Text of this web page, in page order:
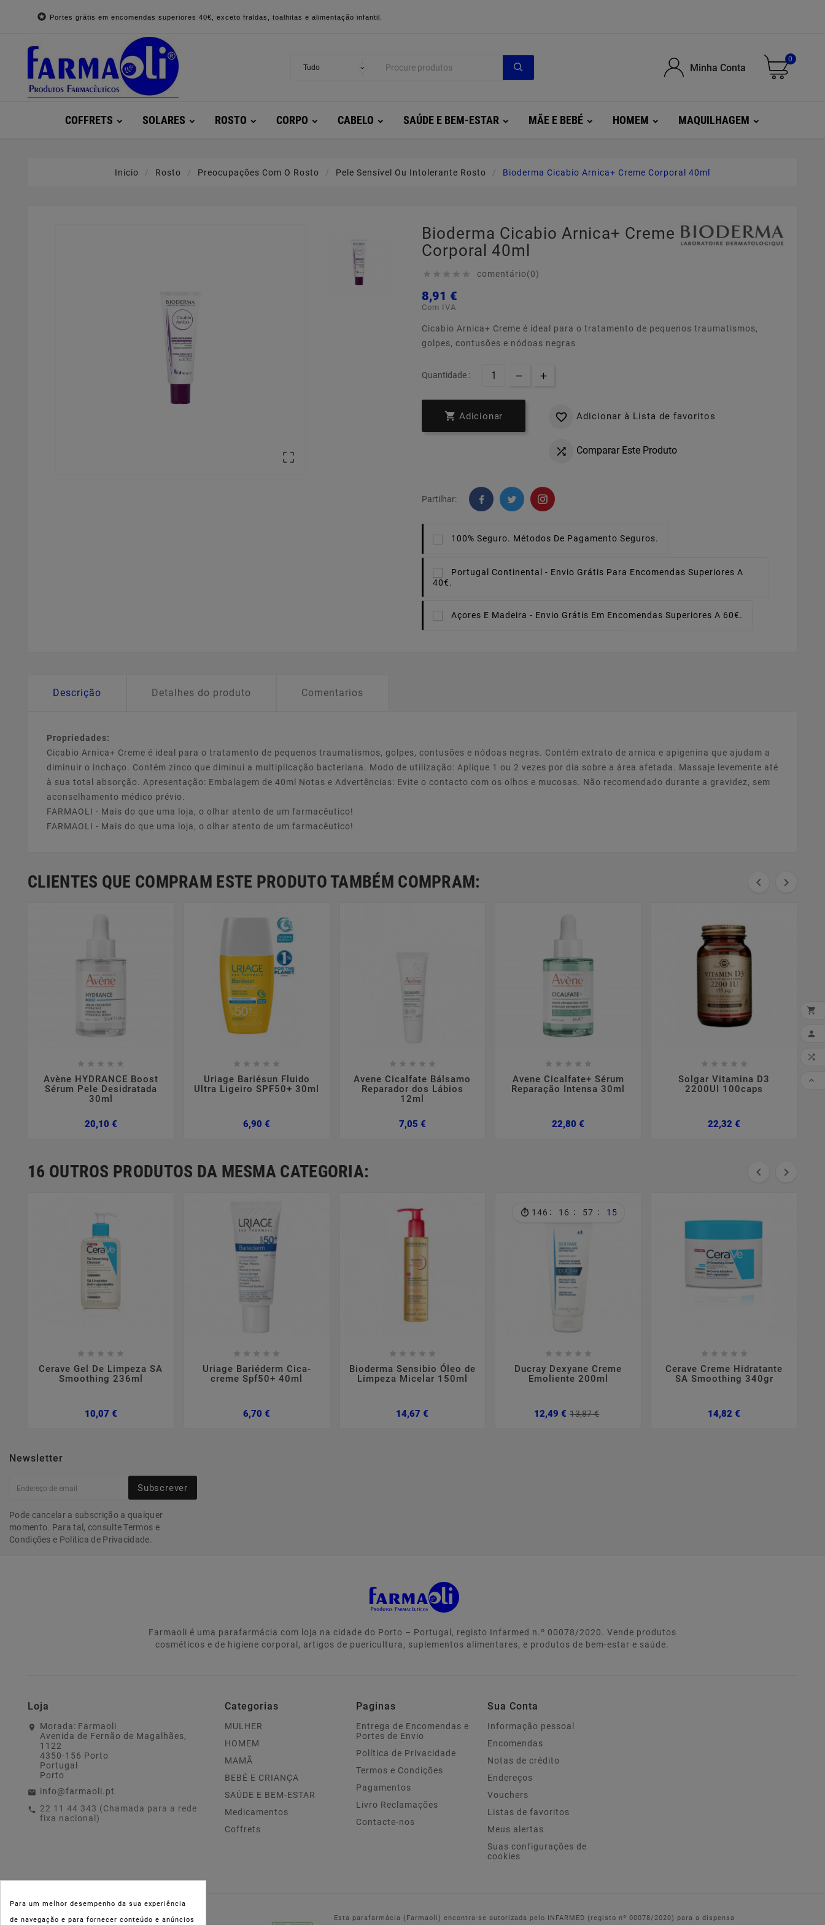
 Portes grátis em encomendas superiores 40€, exceto fraldas, toalhitas e alimentação infantil.
Minha Conta
0
COFFRETS SOLARES ROSTO CORPO CABELO SAÚDE E BEM-ESTAR MÃE E BEBÉ HOMEM MAQUILHAGEM
Inicio Rosto Preocupações Com O Rosto Pele Sensível Ou Intolerante Rosto Bioderma Cicabio Arnica+ Creme Corporal 40ml

Bioderma Cicabio Arnica+ Creme
Corporal 40ml
     comentário(0)
8,91 €
Com IVA
Cicabio Arnica+ Creme é ideal para o tratamento de pequenos traumatismos,
golpes, contusões e nódoas negras
Quantidade :
 Adicionar  Adicionar à Lista de favoritos
 Comparar Este Produto
Partilhar:
100% Seguro. Métodos De Pagamento Seguros.
Portugal Continental - Envio Grátis Para Encomendas Superiores A
40€.
Açores E Madeira - Envio Grátis Em Encomendas Superiores A 60€.
Descrição Detalhes do produto Comentarios
Propriedades:
Cicabio Arnica+ Creme é ideal para o tratamento de pequenos traumatismos, golpes, contusões e nódoas negras. Contém extrato de arnica e apigenina que ajudam a
diminuir o inchaço. Contém zinco que diminui a multiplicação bacteriana. Modo de utilização: Aplique 1 ou 2 vezes por dia sobre a área afetada. Massaje levemente até
à sua total absorção. Apresentação: Embalagem de 40ml Notas e Advertências: Evite o contacto com os olhos e mucosas. Não recomendado durante a gravidez, sem
aconselhamento médico prévio.
FARMAOLI - Mais do que uma loja, o olhar atento de um farmacêutico!
FARMAOLI - Mais do que uma loja, o olhar atento de um farmacêutico!
CLIENTES QUE COMPRAM ESTE PRODUTO TAMBÉM COMPRAM:  
    
Avène HYDRANCE Boost
Sérum Pele Desidratada
30ml
20,10 €Preço
    
Uriage Bariésun Fluido
Ultra Ligeiro SPF50+ 30ml
6,90 €
    
Avene Cicalfate Bálsamo
Reparador dos Lábios
12ml
7,05 €Preço
    
Avene Cicalfate+ Sérum
Reparação Intensa 30ml
22,80 €
    
Solgar Vitamina D3
2200UI 100caps
22,32 €
16 OUTROS PRODUTOS DA MESMA CATEGORIA:  
    
Cerave Gel De Limpeza SA
Smoothing 236ml
10,07 €Preço
    
Uriage Bariéderm Cica-
creme Spf50+ 40ml
6,70 €
    
Bioderma Sensibio Óleo de
Limpeza Micelar 150ml
14,67 €
146 : 16 : 57 : 15
    
Ducray Dexyane Creme
Emoliente 200ml
12,49 € 13,87 €
    
Cerave Creme Hidratante
SA Smoothing 340gr
14,82 €
Newsletter
Subscrever
Pode cancelar a subscrição a qualquer
momento. Para tal, consulte Termos e
Condições e Política de Privacidade.
Farmaoli é uma parafarmácia com loja na cidade do Porto – Portugal, registo Infarmed n.º 00078/2020. Vende produtos
cosméticos e de higiene corporal, artigos de puericultura, suplementos alimentares, e produtos de bem-estar e saúde.
Loja
Morada: Farmaoli
Avenida de Fernão de Magalhães,
1122
4350-156 Porto
Portugal
Porto
info@farmaoli.pt
22 11 44 343 (Chamada para a rede
fixa nacional)
Categorias
MULHER
HOMEM
MAMÃ
BEBÉ E CRIANÇA
SAÚDE E BEM-ESTAR
Medicamentos
Coffrets
Paginas
Entrega de Encomendas e
Portes de Envio
Política de Privacidade
Termos e Condições
Pagamentos
Livro Reclamações
Contacte-nos
Sua Conta
Informação pessoal
Encomendas
Notas de crédito
Endereços
Vouchers
Listas de favoritos
Meus alertas
Suas configurações de
cookies




Esta parafarmácia (Farmaoli) encontra-se autorizada pelo INFARMED (registo nº 00078/2020) para a dispensa
Para um melhor desempenho da sua experiência
de navegação e para fornecer conteúdo e anúncios